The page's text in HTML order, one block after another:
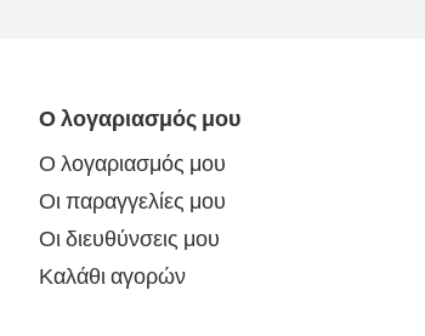
Ο λογαριασμός μου
Ο λογαριασμός μου
Οι παραγγελίες μου
Οι διευθύνσεις μου
Καλάθι αγορών